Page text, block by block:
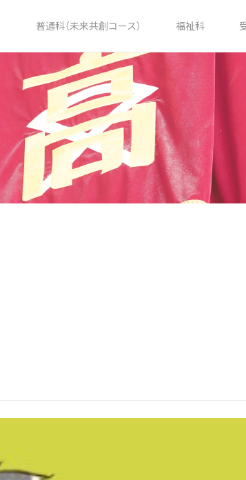
普通科（未来共創コース） 福祉科